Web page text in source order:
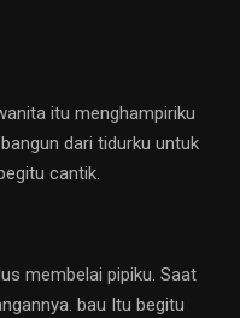
itu menghampiriku
dari tidurku untuk
cantik.
membelai pipiku. Saat
bau Itu begitu